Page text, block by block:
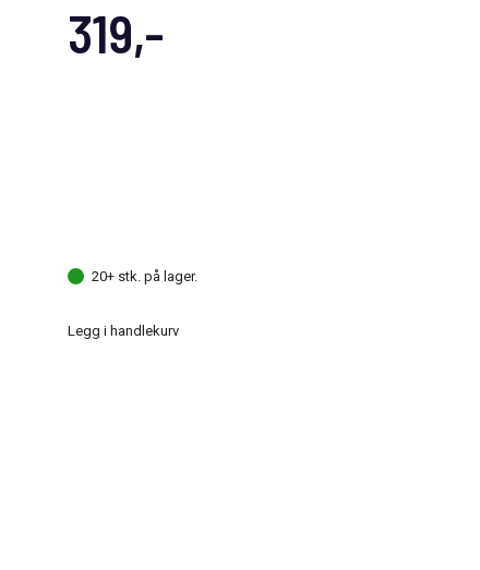
319,-
20+ stk. på lager.
Legg i handlekurv